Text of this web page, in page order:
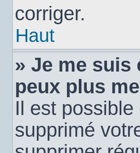
corriger.
Haut
» Je me suis
peux plus
Il est possible
supprimé